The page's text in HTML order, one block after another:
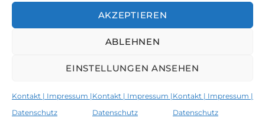
AKZEPTIEREN
ABLEHNEN
EINSTELLUNGEN ANSEHEN
Kontakt | Impressum |
Datenschutz
Kontakt | Impressum |
Datenschutz
Kontakt | Impressum |
Datenschutz
Blog@Augsburg
Susanne Wosnitzka
Kontakt | Impressum |